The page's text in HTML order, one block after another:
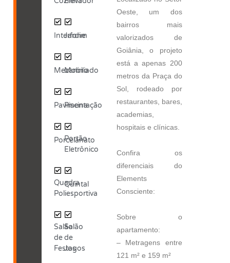
Interfone
Jardim
Mezanino
Mobiliado
Pavimentação
Piscina
Porcelanato
Portão
Eletrônico
Quadra
Poliesportiva
Quintal
Salão
de
Festas
Salão
de
Jogos
Oeste, um dos
bairros mais
valorizados de
Goiânia, o projeto
está a apenas 200
metros da Praça do
Sol, rodeado por
restaurantes, bares,
academias,
hospitais e clínicas.
Confira os
diferenciais do
Elements
Consciente:
Sobre o
apartamento:
– Metragens entre
121 m² e 159 m²